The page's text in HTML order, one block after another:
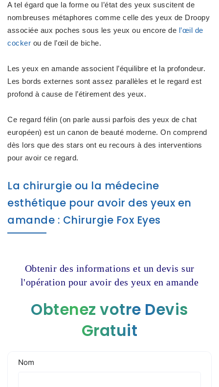
A tel égard que la forme ou l’état des yeux suscitent de
nombreuses métaphores comme celle des yeux de Droopy
associée aux poches sous les yeux ou encore de l’œil de
cocker ou de l’œil de biche.
Les yeux en amande associent l’équilibre et la profondeur.
Les bords externes sont assez parallèles et le regard est
profond à cause de l’étirement des yeux.
Ce regard félin (on parle aussi parfois des yeux de chat
européen) est un canon de beauté moderne. On comprend
dès lors que des stars ont eu recours à des interventions
pour avoir ce regard.
La chirurgie ou la médecine
esthétique pour avoir des yeux en
amande : Chirurgie Fox Eyes
Obtenir des informations et un devis sur
l'opération pour avoir des yeux en amande
Obtenez votre Devis
Gratuit